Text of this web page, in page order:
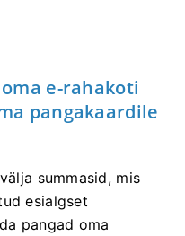
e-rahakoti
pangakaardile
summasid, mis
esialgset
pangad oma